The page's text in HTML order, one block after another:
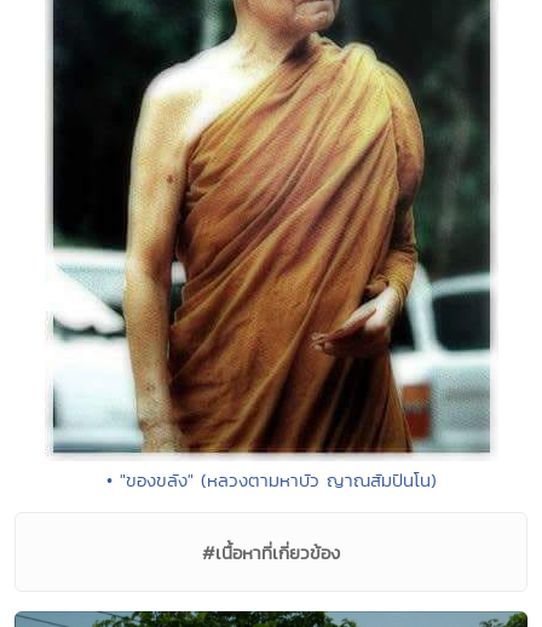
• "ของขลัง" (หลวงตามหาบัว ญาณสัมปันโน)
#เนื้อหาที่เกี่ยวข้อง